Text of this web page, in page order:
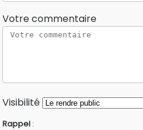
Votre commentaire
Visibilité
Rappel :